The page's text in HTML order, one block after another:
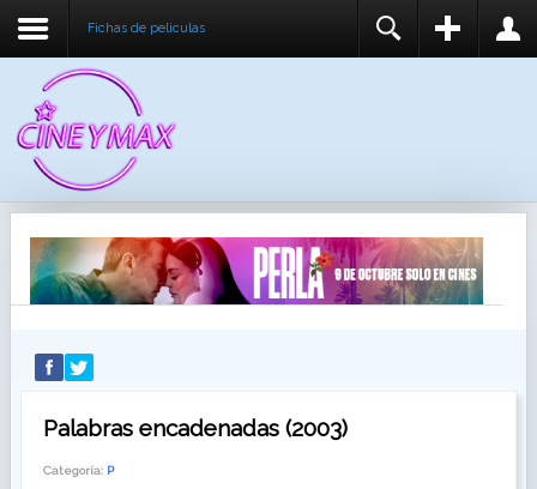
Fichas de peliculas
RECUÉRDEME
IDENTIFICARSE
REGISTER
Palabras encadenadas (2003)
Categoría: P